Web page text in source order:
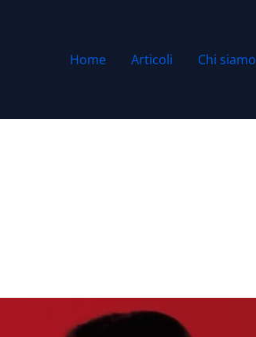
Home Articoli Chi siamo